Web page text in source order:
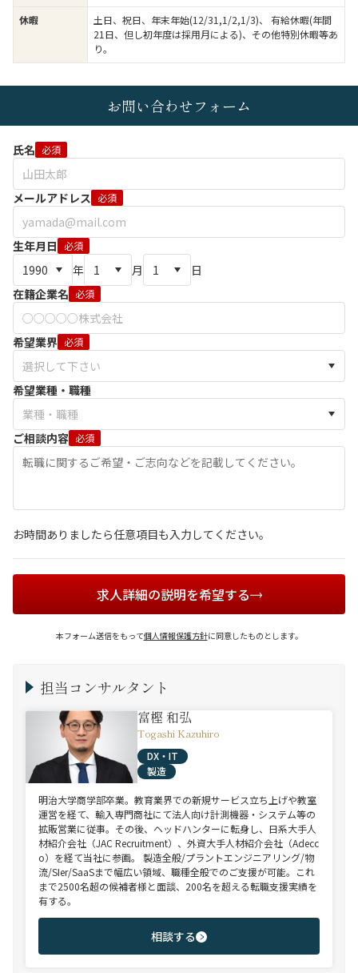
休暇
土日、祝日、年末年始(12/31,1/2,1/3)、 有給休暇(年間
21日、但し初年度は採用月による)、その他特別休暇等あ
り。
お問い合わせフォーム
氏名 必須
メールアドレス 必須
生年月日 必須
年 月
日
在籍企業名 必須
希望業界 必須
希望業種・職種
ご相談内容 必須
お時間ありましたら任意項目も入力してください。
求人詳細の説明を希望する
本フォーム送信をもって個人情報保護方針に同意したものとします。
担当コンサルタント
富樫 和弘
Togashi Kazuhiro
DX・IT
製造
明治大学商学部卒業。教育業界での新規サービス立ち上げや教室
運営を経て、輸入専門商社にて法人向け計測機器・システム等の
拡販営業に従事。その後、ヘッドハンターに転身し、日系大手人
材紹介会社（JAC Recruitment）、外資大手人材紹介会社（Adecc
o）を経て当社に参画。 製造全般/プラントエンジニアリング/物
流/SIer/SaaSまで幅広い領域、職種全般でのご支援が可能。これ
まで2500名超の候補者様と面談、200名を超える転職支援実績を
有する。
相談する